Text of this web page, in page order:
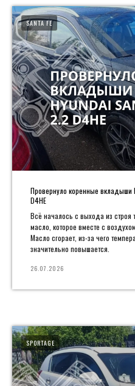
SANTA FE
Провернуло коренные вкладыши
D4HE
Всё началось с выхода из строя
масло, которое вместе с
Масло сгорает, из-за чего
значительно повышается.
26.07.2026
SPORTAGE